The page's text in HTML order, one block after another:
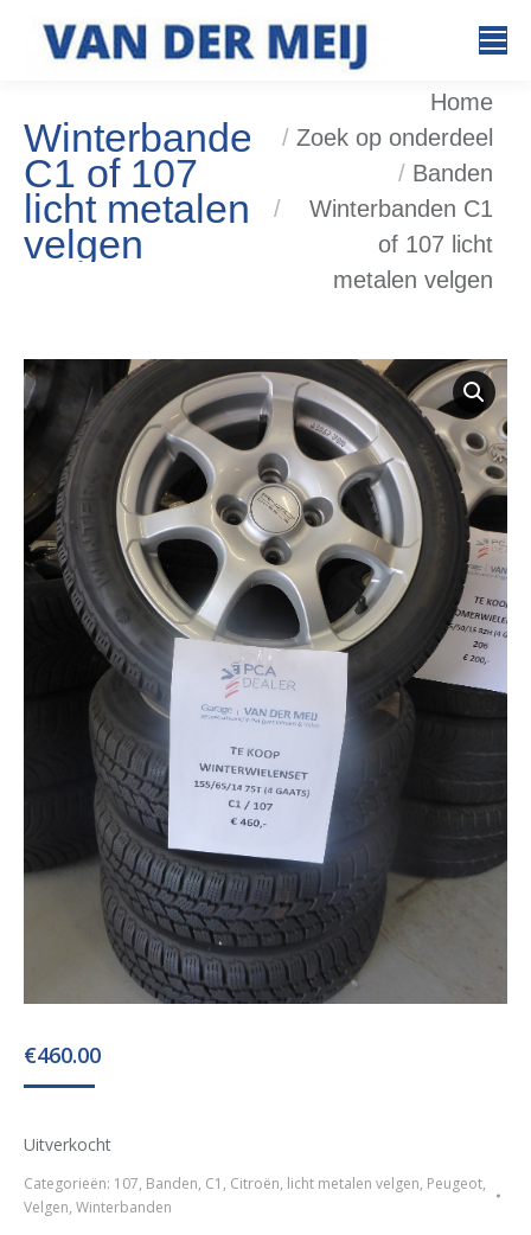
Winterbanden
C1 of 107
licht metalen
velgen
Home
Zoek op onderdeel
Banden
Winterbanden C1
of 107 licht
metalen velgen
€460.00
Uitverkocht
Categorieën: 107, Banden, C1 , Citroën, licht metalen velgen, Peugeot,
Velgen, Winterbanden